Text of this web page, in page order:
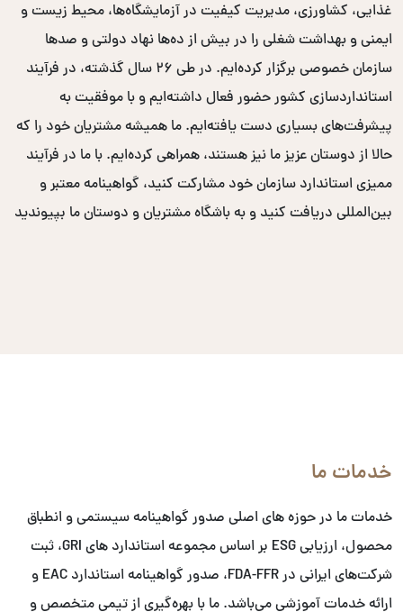
غذایی، کشاورزی، مدیریت کیفیت در آزمایشگاه‌ها، محیط زیست و
ایمنی و بهداشت شغلی را در بیش از ده‌ها نهاد دولتی و صدها
سازمان خصوصی برگزار کرده‌ایم. در طی ۲۶ سال گذشته، در فرآیند
استانداردسازی کشور حضور فعال داشته‌ایم و با موفقیت به
پیشرفت‌های بسیاری دست یافته‌ایم. ما همیشه مشتریان خود را که
حالا از دوستان عزیز ما نیز هستند، همراهی کرده‌ایم. با ما در فرآیند
ممیزی استاندارد سازمان خود مشارکت کنید، گواهینامه معتبر و
بین‌المللی دریافت کنید و به باشگاه مشتریان و دوستان ما بپیوندید
خدمات ما
خدمات ما در حوزه های اصلی صدور گواهینامه سیستمی و انطباق
محصول، ارزیابی ESG بر اساس مجموعه استاندارد های GRI، ثبت
شرکت‌های ایرانی در FDA-FFR، صدور گواهینامه استاندارد EAC و
ارائه خدمات آموزشی می‌باشد. ما با بهره‌گیری از تیمی متخصص و